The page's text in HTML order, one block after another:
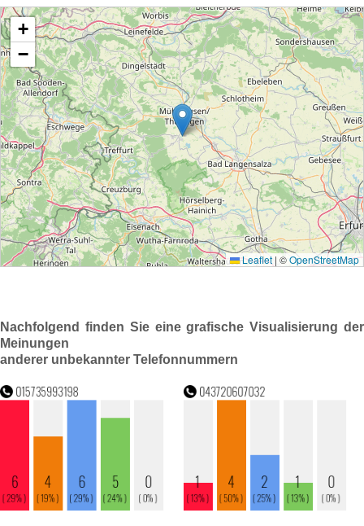
Nachfolgend finden Sie eine grafische Visualisierung der
Meinungen
anderer unbekannter Telefonnummern